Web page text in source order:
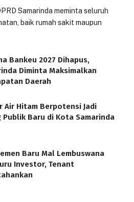
Samarinda meminta seluruh
baik rumah sakit maupun
Bankeu 2027 Dihapus,
Diminta Maksimalkan
Daerah
Air Hitam Berpotensi Jadi
Publik Baru di Kota Samarinda
Baru Mal Lembuswana
Investor, Tenant